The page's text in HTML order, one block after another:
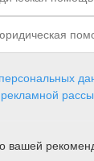
вашей